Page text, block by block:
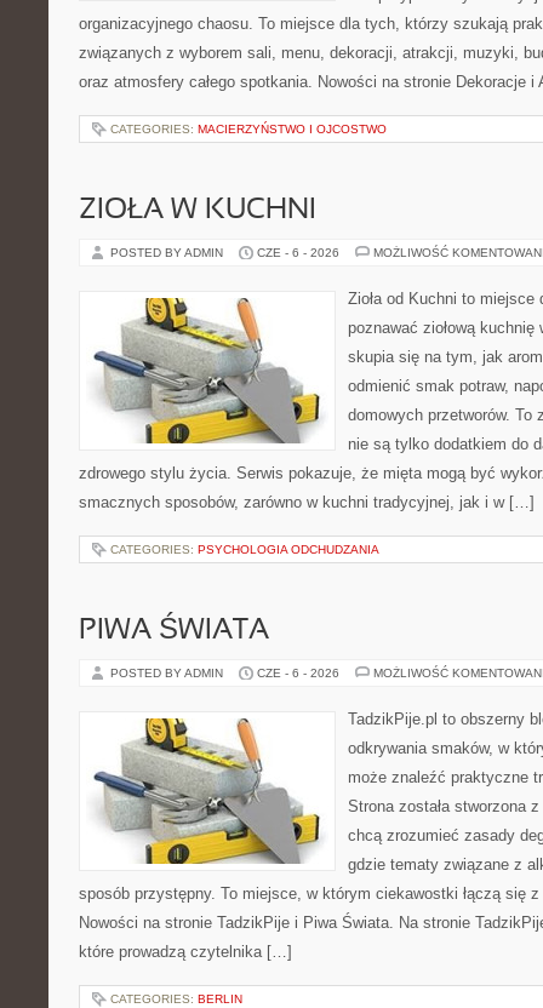
organizacyjnego chaosu. To miejsce dla tych, którzy szukają
związanych z wyborem sali, menu, dekoracji, atrakcji, muzyki,
oraz atmosfery całego spotkania. Nowości na stronie Dekoracje
CATEGORIES: MACIERZYŃSTWO I OJCOSTWO
ZIOŁA W KUCHNI
POSTED BY ADMIN CZE - 6 - 2026 MOŻLIWOŚĆ
Zioła od Kuchni to
poznawać ziołową
skupia się na tym, jak
odmienić smak potraw,
domowych przetworów. To
nie są tylko dodatkiem do
zdrowego stylu życia. Serwis pokazuje, że mięta mogą być
smacznych sposobów, zarówno w kuchni tradycyjnej, jak i w […]
CATEGORIES: PSYCHOLOGIA ODCHUDZANIA
PIWA ŚWIATA
POSTED BY ADMIN CZE - 6 - 2026 MOŻLIWOŚĆ
TadzikPije.pl to obszerny
odkrywania smaków, w
może znaleźć praktyczne
Strona została stworzona
chcą zrozumieć zasady
gdzie tematy związane z
sposób przystępny. To miejsce, w którym ciekawostki łączą się
Nowości na stronie TadzikPije i Piwa Świata. Na stronie
które prowadzą czytelnika […]
CATEGORIES: BERLIN